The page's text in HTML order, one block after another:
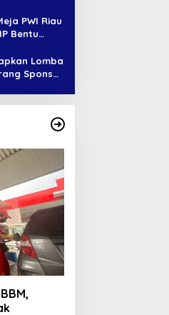
PWI Riau
Bentu
Lomba
Sponsor